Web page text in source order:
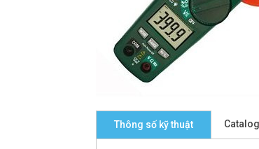
Thông số kỹ thuật